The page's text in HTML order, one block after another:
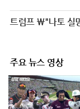
트럼프 \"나토 실
주요 뉴스 영상